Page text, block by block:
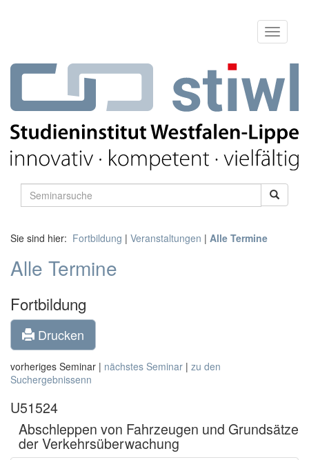
Sie sind hier: Fortbildung | Veranstaltungen | Alle Termine
Alle Termine
Fortbildung
Drucken
vorheriges Seminar | nächstes Seminar | zu den
Suchergebnissenn
U51524
Abschleppen von Fahrzeugen und Grundsätze
der Verkehrsüberwachung